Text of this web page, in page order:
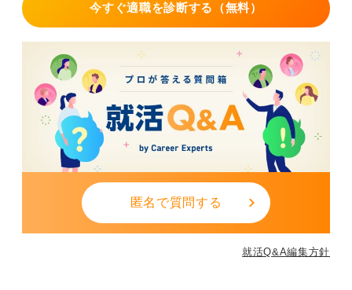
また、短期間での離職について面接で問われることを想
定して、合理的な理由を述べられるように準備しておき
ましょう。ネガティブな退職理由や他責思考な説明は、
採用担当者に受け入れられにくい傾向があります。
たとえ本音は「給料が安かった」「仕事が合わなかっ
た」としても、未来志向で、自責思考な理由に言い換え
ることが大切です。
たとえば、「入社前に設定していたキャリアプランと、
実際の業務内容にズレが生じたため、御社のような〇〇
が実現できる環境で、長期的に貢献したいと考え、早期
に退職を決意いたしました」のように、前職の経験から
得た学びを強い志望動機につなげる話し方を意識しまし
今すぐ適職を診断する（無料）
匿名で質問する
就活Q&A編集方針